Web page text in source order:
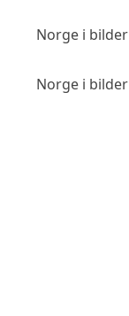
Norge i bilder
Norge i bilder